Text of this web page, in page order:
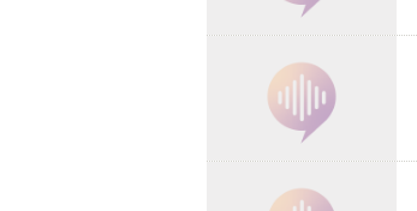
【インタビュー】本仮屋ユイカ、ラ
たどり着いた”今”「...